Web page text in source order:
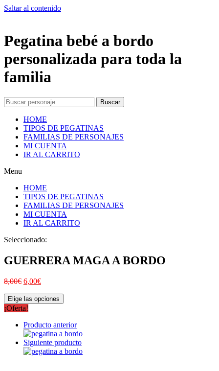
Saltar al contenido
Pegatina bebé a bordo
personalizada para toda la
familia
Buscar
HOME
TIPOS DE PEGATINAS
FAMILIAS DE PERSONAJES
MI CUENTA
IR AL CARRITO
Menu
HOME
TIPOS DE PEGATINAS
FAMILIAS DE PERSONAJES
MI CUENTA
IR AL CARRITO
Seleccionado:
GUERRERA MAGA A BORDO
8,00€ 6,00€
Elige las opciones
¡Oferta!
Producto anterior
Siguiente producto